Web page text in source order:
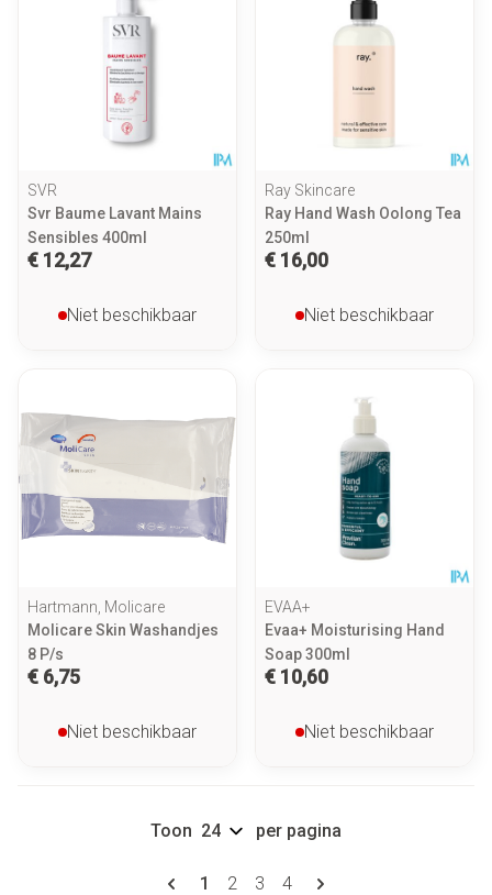
SVR
Svr Baume Lavant Mains
Sensibles 400ml
€ 12,27
Niet beschikbaar
Ray Skincare
Ray Hand Wash Oolong Tea
250ml
€ 16,00
Niet beschikbaar
Hartmann, Molicare
Molicare Skin Washandjes
8 P/s
€ 6,75
Niet beschikbaar
EVAA+
Evaa+ Moisturising Hand
Soap 300ml
€ 10,60
Niet beschikbaar
Pagina's
U lees momenteel pagina
1 Pagina
2 Pagina
3 Pagina
4
Toon per pagina